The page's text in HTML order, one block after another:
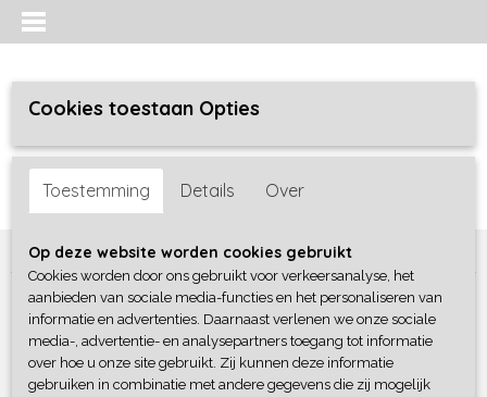
Inloggen Registreren
Home >Jongens baby>shirts / polo's>Zero2Three
Cookies toestaan Opties
Toestemming Details Over
Op deze website worden cookies gebruikt
Cookies worden door ons gebruikt voor verkeersanalyse, het
aanbieden van sociale media-functies en het personaliseren van
informatie en advertenties. Daarnaast verlenen we onze sociale
media-, advertentie- en analysepartners toegang tot informatie
over hoe u onze site gebruikt. Zij kunnen deze informatie
gebruiken in combinatie met andere gegevens die zij mogelijk